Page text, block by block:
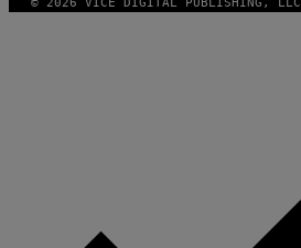
© 2026 VICE DIGITAL PUBLISHING, LLC